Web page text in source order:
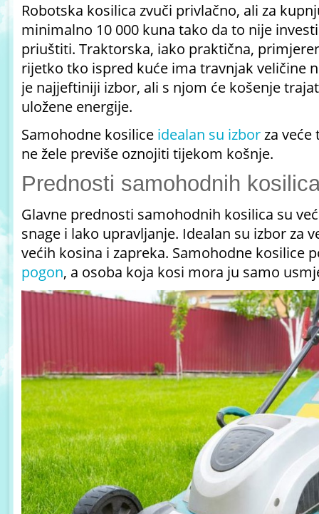
Robotska kosilica zvuči privlačno, ali za
minimalno 10 000 kuna tako da to nije
priuštiti. Traktorska, iako praktična,
rijetko tko ispred kuće ima travnjak veličine
je najjeftiniji izbor, ali s njom će košenje
uložene energije.
Samohodne kosilice idealan su izborza veće
ne žele previše oznojiti tijekom košnje.
Prednosti samohodnih
Glavne prednosti samohodnih kosilica su
snage i lako upravljanje. Idealan su izbor za
većih kosina i zapreka. Samohodne kosilice
pogon, a osoba koja kosi mora ju samo